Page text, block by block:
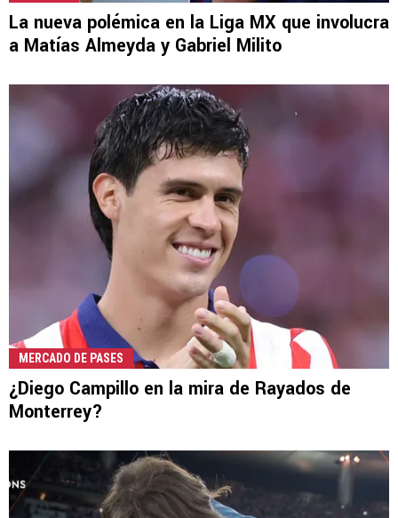
La nueva polémica en la Liga MX que involucra
a Matías Almeyda y Gabriel Milito
MERCADO DE PASES
¿Diego Campillo en la mira de Rayados de
Monterrey?